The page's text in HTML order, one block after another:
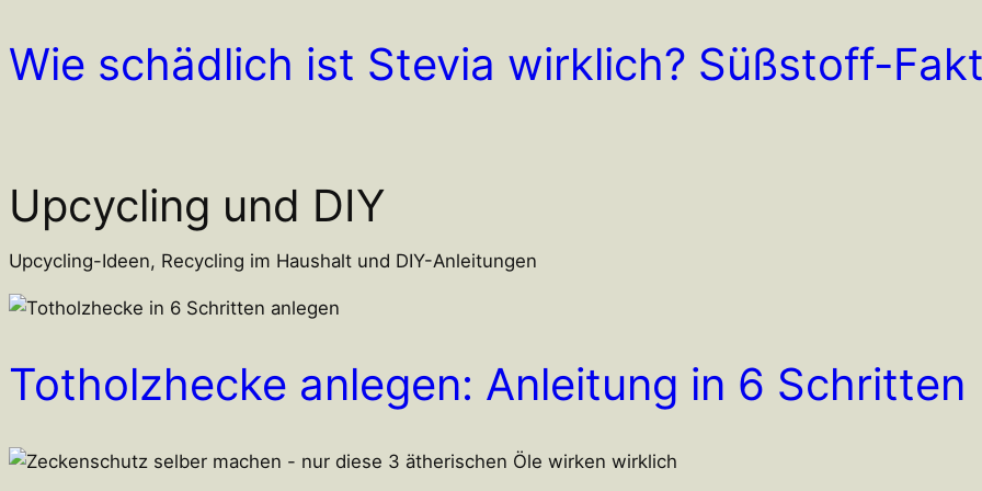
Wie schädlich ist Stevia wirklich? Süßstoff-
Upcycling und DIY
Upcycling-Ideen, Recycling im Haushalt und DIY-Anleitungen
Totholzhecke anlegen: Anleitung in 6 Schritten